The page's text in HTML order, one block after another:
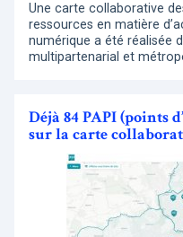
Une carte collaborative
ressources en matière
numérique a été réalisée
multipartenarial et
Déjà 84 PAPI (points
sur la carte